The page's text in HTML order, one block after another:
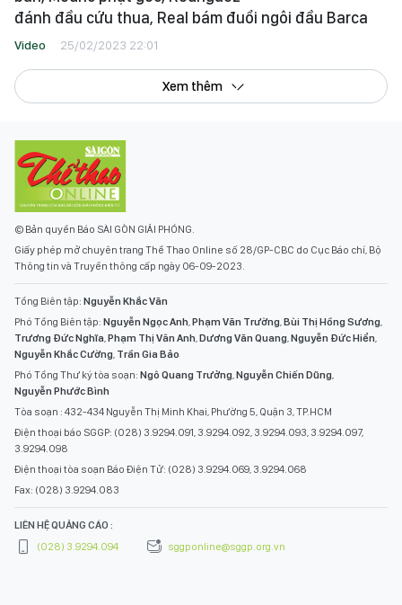
đánh đầu cứu thua, Real bám đuổi ngôi đầu Barca
Video 25/02/2023 22:01
Xem thêm
© Bản quyền Báo SÀI GÒN GIẢI PHÓNG.
Giấy phép mở chuyên trang Thể Thao Online số 28/GP-CBC do Cục Báo chí, Bộ
Thông tin và Truyền thông cấp ngày 06-09-2023.
Tổng Biên tập: Nguyễn Khắc Văn
Phó Tổng Biên tập: Nguyễn Ngọc Anh,Phạm Văn Trường,Bùi Thị Hồng Sương,
Trương Đức Nghĩa,Phạm Thị Vân Anh,Dương Văn Quang,Nguyễn Đức Hiển,
Nguyễn Khắc Cường, Trần Gia Bảo
Phó Tổng Thư ký tòa soạn: Ngô Quang Trưởng,Nguyễn Chiến Dũng,
Nguyễn Phước Bình
Tòa soạn : 432-434 Nguyễn Thị Minh Khai, Phường 5, Quận 3, TP.HCM
Điện thoại báo SGGP: (028) 3.9294.091, 3.9294.092, 3.9294.093, 3.9294.097,
3.9294.098
Điện thoại tòa soạn Báo Điện Tử: (028) 3.9294.069, 3.9294.068
Fax: (028) 3.9294.083
LIÊN HỆ QUẢNG CÁO :
(028) 3.9294.094
sggponline@sggp.org.vn